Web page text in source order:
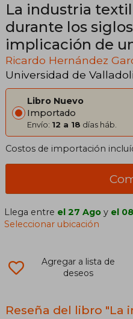
La industria
durante los siglos
implicación de
actividad
Ricardo Hernández
Universidad de
Libro Nuevo
Importado
Envío: 12 a 18 días háb.
Costos de importación
Llega entre el 27 Ago y el
Seleccionar ubicación
Agregar a lista de
deseos
Reseña del libro "La